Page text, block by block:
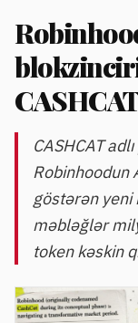
CASHCAT
Robinhoodun
göstərən yeni
məbləğlər
token kəskin